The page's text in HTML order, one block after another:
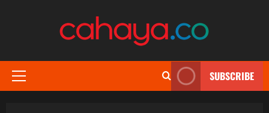
Primary
SUBSCRIBE